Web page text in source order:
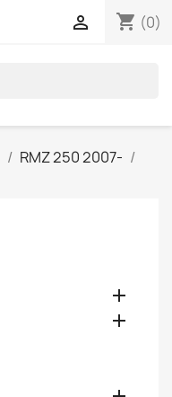
shopping_cart (0)

RMZ 250 2007-

